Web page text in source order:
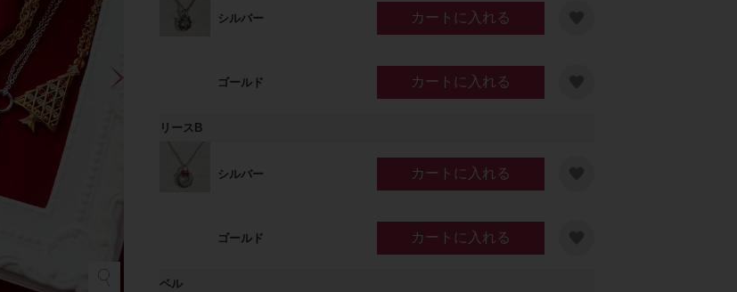
シルバー カートに入れる
ゴールド カートに入れる
リースB
シルバー カートに入れる
ゴールド カートに入れる
ベル